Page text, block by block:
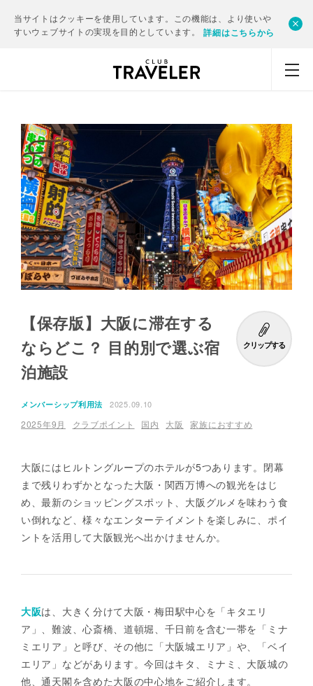
当サイトはクッキーを使用しています。この機能は、より使いや
すいウェブサイトの実現を目的としています。
詳細はこちらから
【保存版】大阪に滞在する
ならどこ？ 目的別で選ぶ宿
泊施設
クリップする
メンバーシップ利用法 2025.09.10
2025年9月 クラブポイント 国内 大阪 家族におすすめ
大阪にはヒルトングループのホテルが5つあります。閉幕
まで残りわずかとなった大阪・関西万博への観光をはじ
め、最新のショッピングスポット、大阪グルメを味わう食
い倒れなど、様々なエンターテイメントを楽しみに、ポイ
ントを活用して大阪観光へ出かけませんか。
大阪は、大きく分けて大阪・梅田駅中心を「キタエリ
ア」、難波、心斎橋、道頓堀、千日前を含む一帯を「ミナ
ミエリア」と呼び、その他に「大阪城エリア」や、「ベイ
エリア」などがあります。今回はキタ、ミナミ、大阪城の
他、通天閣を含めた大阪の中心地をご紹介します。